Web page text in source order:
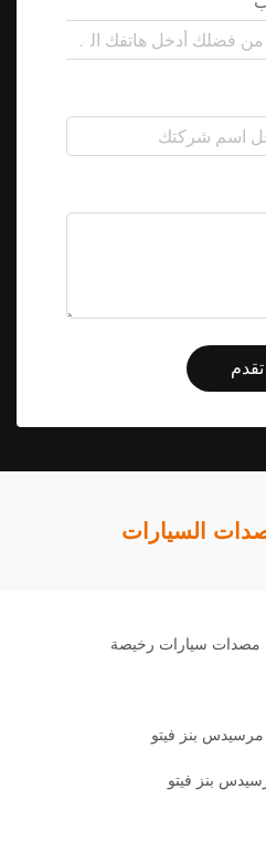
تقدم
السيارات
مصدات سيارات رخيصة
بنز فيتو
بنز فيتو